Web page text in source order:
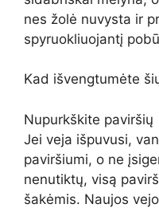
nes žolė nuvysta ir
spyruokliuojantį
Kad išvengtumėte
Nupurkškite paviršių
Jei veja išpuvusi,
paviršiumi, o ne
nenutiktų, visą
šakėmis. Naujos